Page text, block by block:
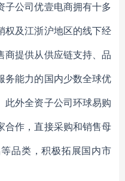
子公司优壹电商拥有十多
权及江浙沪地区的线下经
商提供从供应链支持、品
务能力的国内少数全球优
此外全资子公司环球易购
合作，直接采购和销售母
品类，积极拓展国内市